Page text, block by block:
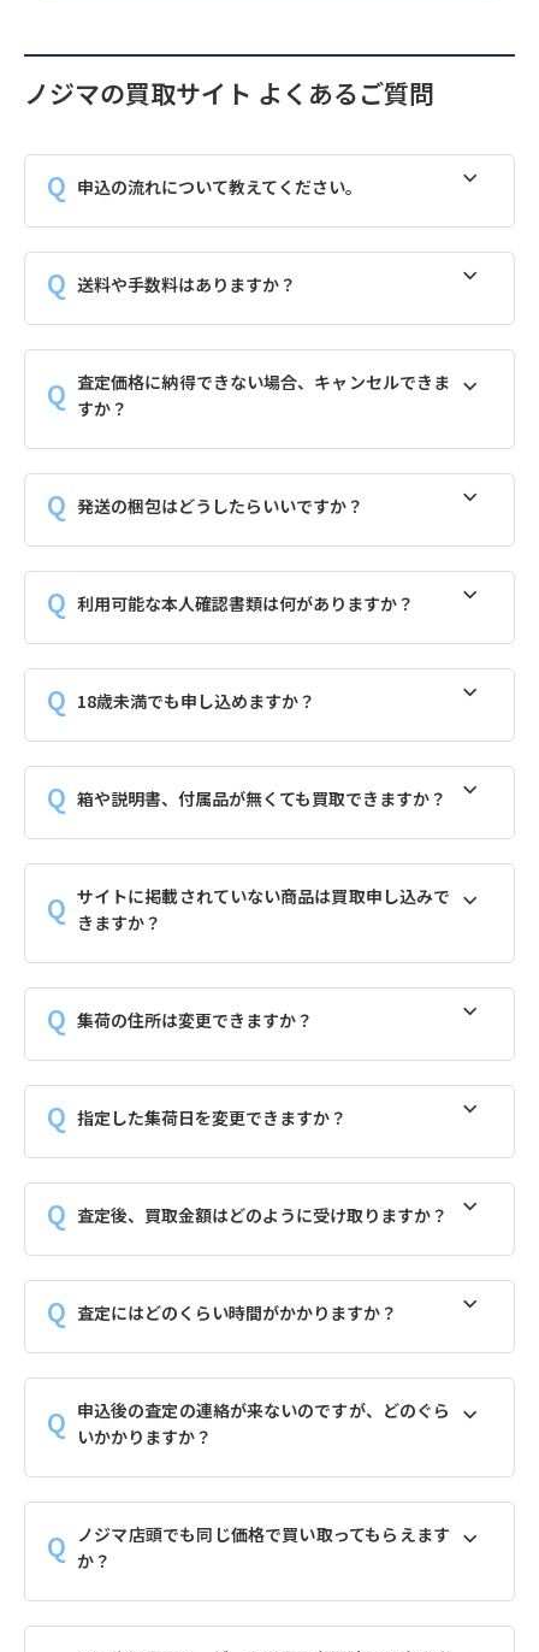
ノジマの買取サイト よくあるご質問
申込の流れについて教えてください。
送料や手数料はありますか？
査定価格に納得できない場合、キャンセルできま
すか？
発送の梱包はどうしたらいいですか？
利用可能な本人確認書類は何がありますか？
18歳未満でも申し込めますか？
箱や説明書、付属品が無くても買取できますか？
サイトに掲載されていない商品は買取申し込みで
きますか？
集荷の住所は変更できますか？
指定した集荷日を変更できますか？
査定後、買取金額はどのように受け取りますか？
査定にはどのくらい時間がかかりますか？
申込後の査定の連絡が来ないのですが、どのぐら
いかかりますか？
ノジマ店頭でも同じ価格で買い取ってもらえます
か？